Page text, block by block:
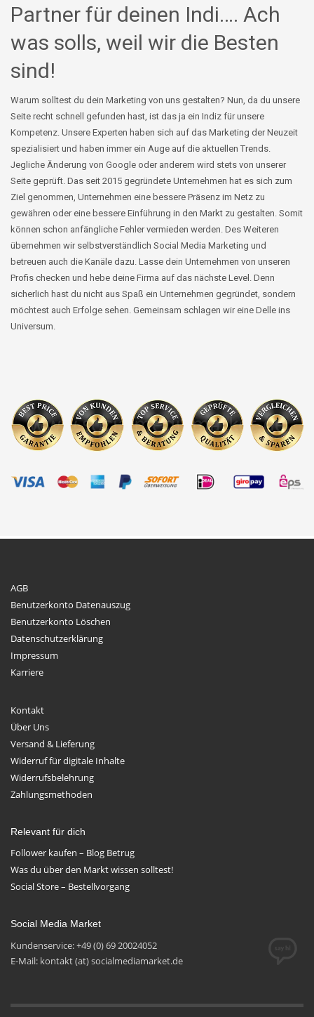
Partner für deinen Indi…. Ach
was solls, weil wir die Besten
sind!
Warum solltest du dein Marketing von uns gestalten? Nun, da du unsere
Seite recht schnell gefunden hast, ist das ja ein Indiz für unsere
Kompetenz. Unsere Experten haben sich auf das Marketing der Neuzeit
spezialisiert und haben immer ein Auge auf die aktuellen Trends.
Jegliche Änderung von Google oder anderem wird stets von unserer
Seite geprüft. Das seit 2015 gegründete Unternehmen hat es sich zum
Ziel genommen, Unternehmen eine bessere Präsenz im Netz zu
gewähren oder eine bessere Einführung in den Markt zu gestalten. Somit
können schon anfängliche Fehler vermieden werden. Des Weiteren
übernehmen wir selbstverständlich Social Media Marketing und
betreuen auch die Kanäle dazu. Lasse dein Unternehmen von unseren
Profis checken und hebe deine Firma auf das nächste Level. Denn
sicherlich hast du nicht aus Spaß ein Unternehmen gegründet, sondern
möchtest auch Erfolge sehen. Gemeinsam schlagen wir eine Delle ins
Universum.
AGB
Benutzerkonto Datenauszug
Benutzerkonto Löschen
Datenschutzerklärung
Impressum
Karriere
Kontakt
Über Uns
Versand & Lieferung
Widerruf für digitale Inhalte
Widerrufsbelehrung
Zahlungsmethoden
Relevant für dich
Follower kaufen – Blog Betrug
Was du über den Markt wissen solltest!
Social Store – Bestellvorgang
Social Media Market
Kundenservice: +49 (0) 69 20024052
E-Mail: kontakt (at) socialmediamarket.de